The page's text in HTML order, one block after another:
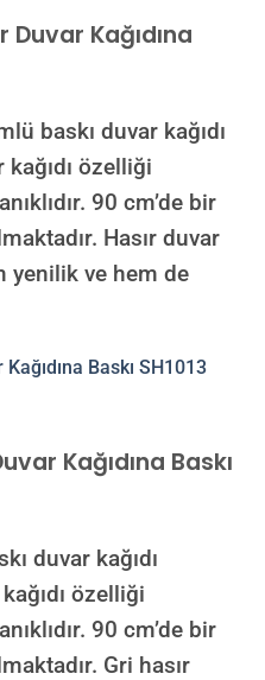
Duvar Kağıdına
baskı duvar kağıdı
özelliği
90 cm’de bir
Hasır duvar
yenilik ve hem de
Kağıdına Baskı
duvar kağıdı
özelliği
90 cm’de bir
Gri hasır